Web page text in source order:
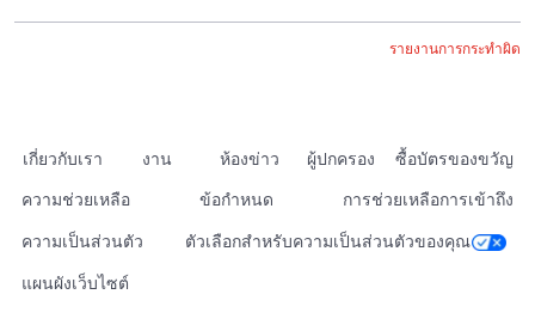
รายงานการกระทำผิด
เกี่ยวกับเรา งาน ห้องข่าว ผู้ปกครอง
ซื้อบัตรของขวัญ
ความช่วยเหลือ
ข้อกำหนด
การช่วยเหลือการเข้าถึง
ความเป็นส่วนตัว
ตัวเลือกสำหรับความเป็นส่วนตัวของคุณ
แผนผังเว็บไซต์